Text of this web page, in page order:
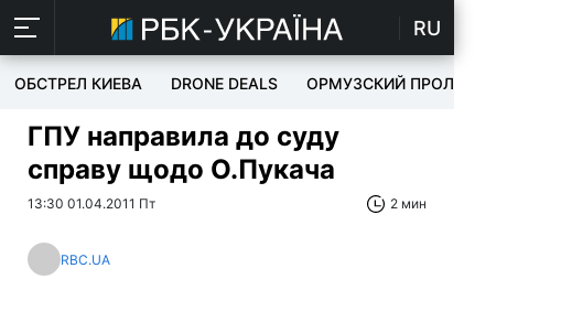
RU
ОБСТРЕЛ КИЕВА DRONE DEALS ОРМУЗСКИЙ ПРОЛИВ
ГПУ направила до суду
справу щодо О.Пукача
13:30 01.04.2011 Пт 2 мин
RBC.UA